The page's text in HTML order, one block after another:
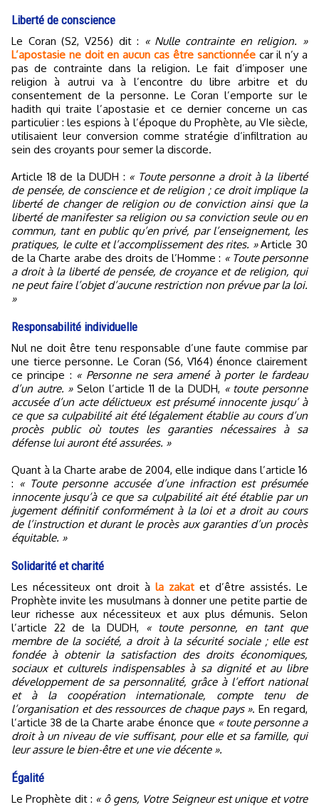
Liberté de conscience
Le Coran (S2, V256) dit : « Nulle contrainte en religion. »
L’apostasie ne doit en aucun cas être sanctionnéecar il n’y a
pas de contrainte dans la religion. Le fait d’imposer une
religion à autrui va à l’encontre du libre arbitre et du
consentement de la personne. Le Coran l’emporte sur le
hadith qui traite l’apostasie et ce dernier concerne un cas
particulier : les espions à l’époque du Prophète, au VIe siècle,
utilisaient leur conversion comme stratégie d’infiltration au
sein des croyants pour semer la discorde.
Article 18 de la DUDH : « Toute personne a droit à la liberté
de pensée, de conscience et de religion ; ce droit implique la
liberté de changer de religion ou de conviction ainsi que la
liberté de manifester sa religion ou sa conviction seule ou en
commun, tant en public qu’en privé, par l’enseignement, les
pratiques, le culte et l’accomplissement des rites. »Article 30
de la Charte arabe des droits de l’Homme : « Toute personne
a droit à la liberté de pensée, de croyance et de religion, qui
ne peut faire l’objet d’aucune restriction non prévue par la loi.
»
Responsabilité individuelle
Nul ne doit être tenu responsable d’une faute commise par
une tierce personne. Le Coran (S6, V164) énonce clairement
ce principe : « Personne ne sera amené à porter le fardeau
d’un autre. »Selon l’article 11 de la DUDH, « toute personne
accusée d’un acte délictueux est présumé innocente jusqu’ à
ce que sa culpabilité ait été légalement établie au cours d’un
procès public où toutes les garanties nécessaires à sa
défense lui auront été assurées. »
Quant à la Charte arabe de 2004, elle indique dans l’article 16
: « Toute personne accusée d’une infraction est présumée
innocente jusqu’à ce que sa culpabilité ait été établie par un
jugement définitif conformément à la loi et a droit au cours
de l’instruction et durant le procès aux garanties d’un procès
équitable. »
Solidarité et charité
Les nécessiteux ont droit à la zakat et d’être assistés. Le
Prophète invite les musulmans à donner une petite partie de
leur richesse aux nécessiteux et aux plus démunis. Selon
l’article 22 de la DUDH,
« toute personne, en tant que
membre de la société, a droit à la sécurité sociale ; elle est
fondée à obtenir la satisfaction des droits économiques,
sociaux et culturels indispensables à sa dignité et au libre
développement de sa personnalité, grâce à l’effort national
et à la coopération internationale, compte tenu de
l’organisation et des ressources de chaque pays ». En regard,
l’article 38 de la Charte arabe énonce que « toute personne a
droit à un niveau de vie suffisant, pour elle et sa famille, qui
leur assure le bien-être et une vie décente ».
Égalité
Le Prophète dit : « ô gens, Votre Seigneur est unique et votre